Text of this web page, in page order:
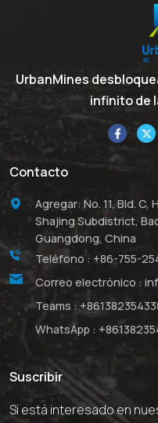
UrbanMines
infinito de
Contacto
Agregar: No. 11, Bld.
Shajing Subdistrict,
Guangdong, China
Teléfono : +86-755-
Correo electrónico :
Teams :
WhatsApp :
Suscribir
Si está interesado en